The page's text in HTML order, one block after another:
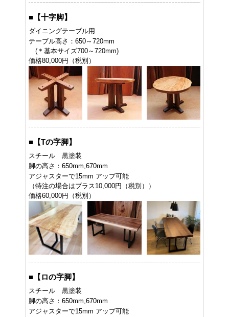
■ 【十字脚】
ダイニングテーブル用
テーブル高さ：650～720mm
(＊基本サイズ700～720mm)
価格80,000円（税別）
■ 【Tの字脚】
スチール 黒塗装
脚の高さ：650mm,670mm
アジャスターで15mm アップ可能
（特注の場合はプラス10,000円（税別））
価格60,000円（税別）
■ 【ロの字脚】
スチール 黒塗装
脚の高さ：650mm,670mm
アジャスターで15mm アップ可能